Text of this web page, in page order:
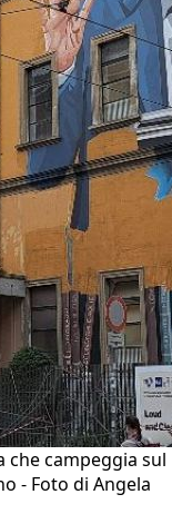
che campeggia sul
- Foto di Angela